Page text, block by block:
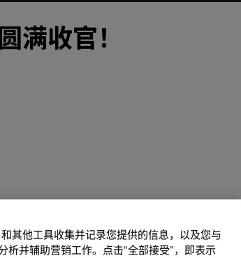
收官！
其他工具收集并记录您提供的信息，以及您与
并辅助营销工作。点击“全部接受”，即表示